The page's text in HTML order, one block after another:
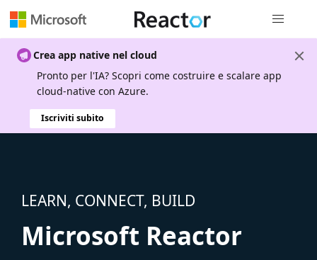
Crea app native nel cloud
Pronto per l'IA? Scopri come costruire e scalare app
cloud-native con Azure.
Iscriviti subito
LEARN, CONNECT, BUILD
Microsoft Reactor